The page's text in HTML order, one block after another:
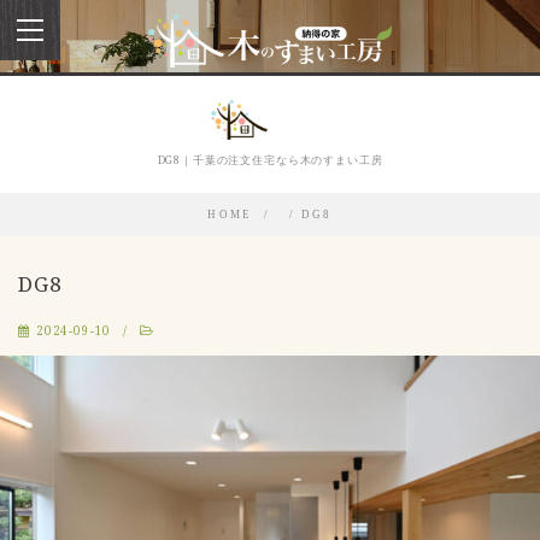
toggle
navigation
DG8｜千葉の注文住宅なら木のすまい工房
HOME DG8
DG8
2024-09-10